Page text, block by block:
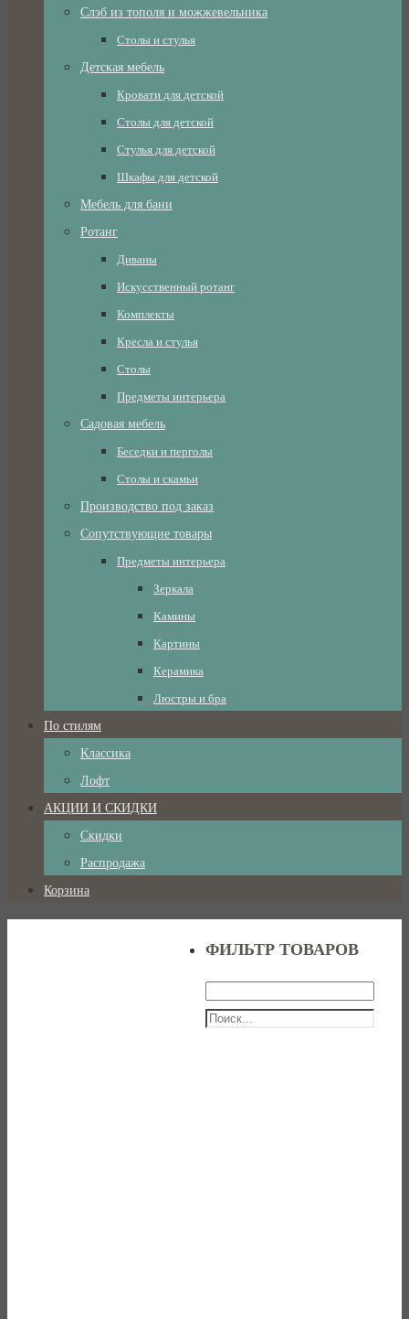
Слэб из тополя и можжевельника
Столы и стулья
Детская мебель
Кровати для детской
Столы для детской
Стулья для детской
Шкафы для детской
Мебель для бани
Ротанг
Диваны
Искусственный ротанг
Комплекты
Кресла и стулья
Столы
Предметы интерьера
Садовая мебель
Беседки и перголы
Столы и скамьи
Производство под заказ
Сопутствующие товары
Предметы интерьера
Зеркала
Камины
Картины
Керамика
Люстры и бра
По стилям
Классика
Лофт
АКЦИИ И СКИДКИ
Скидки
Распродажа
Корзина
ФИЛЬТР ТОВАРОВ